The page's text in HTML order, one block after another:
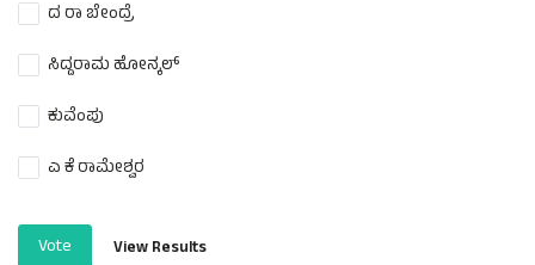
ದ ರಾ ಬೇಂದ್ರೆ
ಸಿದ್ದರಾಮ ಹೋನ್ಕಲ್
ಕುವೆಂಪು
ಎ ಕೆ ರಾಮೇಶ್ವರ
Vote View Results